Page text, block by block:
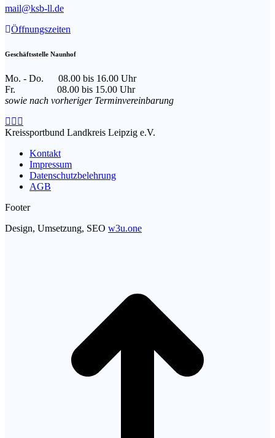
mail@ksb-ll.de
Öffnungszeiten
Geschäftsstelle Naunhof
Mo. - Do. 08.00 bis 16.00 Uhr
Fr. 08.00 bis 15.00 Uhr
sowie nach vorheriger Terminvereinbarung
Facebook
page
new
window
Instagram
page
in
new
window
Mail
opens
in
new
window
Kreissportbund Landkreis Leipzig e.V.
Kontakt
Impressum
Datenschutzbelehrung
AGB
Footer
Design, Umsetzung, SEO w3u.one